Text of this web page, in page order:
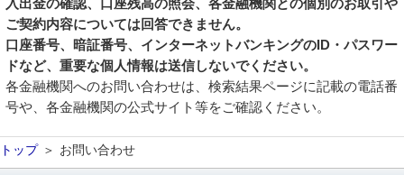
入出金の確認、口座残高の照会、各金融機関との個別のお取引や
ご契約内容については回答できません。
口座番号、暗証番号、インターネットバンキングのID・パスワー
ドなど、重要な個人情報は送信しないでください。
各金融機関へのお問い合わせは、検索結果ページに記載の電話番
号や、各金融機関の公式サイト等をご確認ください。
トップ お問い合わせ